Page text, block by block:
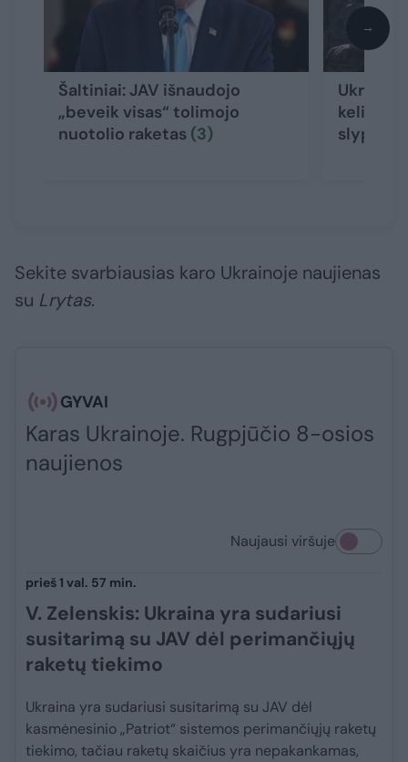
Šaltiniai: JAV išnaudojo
„beveik visas“ tolimojo
nuotolio raketas (3)
keliantis
slypi
→
Sekite svarbiausias karo Ukrainoje naujienas
su Lrytas.​​​
GYVAI
Karas Ukrainoje. Rugpjūčio 8-osios
naujienos
Naujausi viršuje
prieš 1 val. 57 min.
V. Zelenskis: Ukraina yra sudariusi
susitarimą su JAV dėl perimančiųjų
raketų tiekimo
Ukraina yra sudariusi susitarimą su JAV dėl
kasmėnesinio „Patriot“ sistemos perimančiųjų raketų
tiekimo, tačiau raketų skaičius yra nepakankamas,